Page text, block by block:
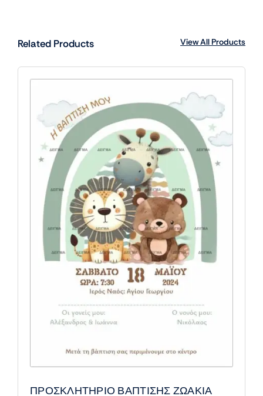
Related Products View All Products
ΠΡΟΣΚΛΗΤΗΡΙΟ ΒΑΠΤΙΣΗΣ ΖΩΑΚΙΑ